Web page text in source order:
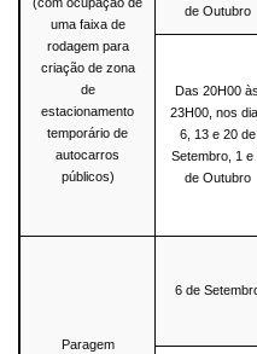
uma faixa de
rodagem para
criação de zona
de
estacionamento
temporário de
autocarros
públicos)
de Outubro
Das 20H00 às
23H00, nos
6, 13 e 20 de
Setembro, 1 e
de Outubro
Paragem
6 de